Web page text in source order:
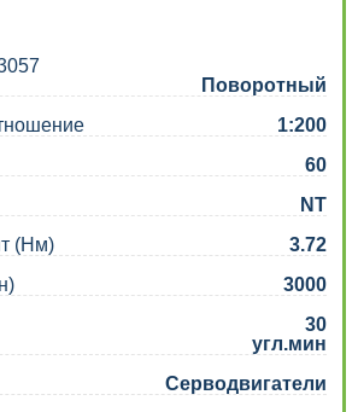
Поворотный
1:200
60
NT
(Нм)
3.72
3000
30
угл.мин
Серводвигатели